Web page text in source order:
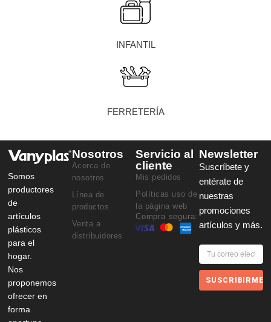
INFANTIL
FERRETERÍA
Somos
productores
de
artículos
plásticos
para el
hogar.
Nos
proponemos
ofrecer en
forma
Nosotros
Acerca de
nosotros
Línea de
productos
Venta a
distribuidores
Servicio al
cliente
Mis pedidos
Políticas uso de
la página web
Compra segura:
Newsletter
Suscríbete y
entérate de
nuestras
promociones
artículos y más.
SUSCRIBIRME